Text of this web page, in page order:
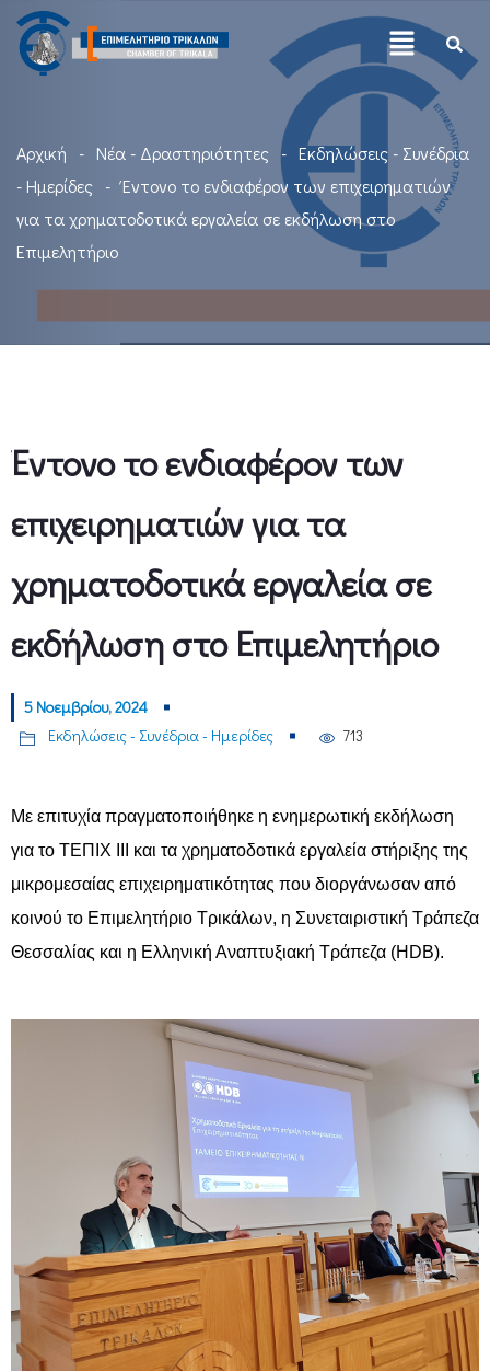
Αρχική Νέα - Δραστηριότητες
Εκδηλώσεις - Συνέδρια
- Ημερίδες
Έντονο το ενδιαφέρον των επιχειρηματιών
για τα χρηματοδοτικά εργαλεία σε εκδήλωση στο
Επιμελητήριο
Έντονο το ενδιαφέρον των
επιχειρηματιών για τα
χρηματοδοτικά εργαλεία σε
εκδήλωση στο Επιμελητήριο
5 Νοεμβρίου, 2024
Εκδηλώσεις - Συνέδρια - Ημερίδες
713
Με επιτυχία πραγματοποιήθηκε η ενημερωτική εκδήλωση
για το ΤΕΠΙΧ ΙΙΙ και τα χρηματοδοτικά εργαλεία στήριξης της
μικρομεσαίας επιχειρηματικότητας που διοργάνωσαν από
κοινού το Επιμελητήριο Τρικάλων, η Συνεταιριστική Τράπεζα
Θεσσαλίας και η Ελληνική Αναπτυξιακή Τράπεζα (HDB).